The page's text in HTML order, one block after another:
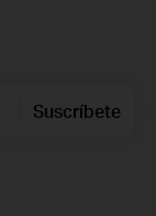
Suscríbete